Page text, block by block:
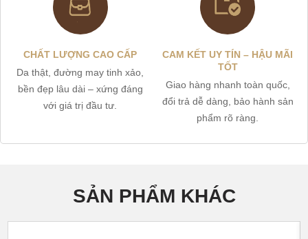
CHẤT LƯỢNG CAO CẤP
Da thật, đường may tinh xảo,
bền đẹp lâu dài – xứng đáng
với giá trị đầu tư.
CAM KẾT UY TÍN – HẬU MÃI
TỐT
Giao hàng nhanh toàn quốc,
đổi trả dễ dàng, bảo hành sản
phẩm rõ ràng.
SẢN PHẨM KHÁC